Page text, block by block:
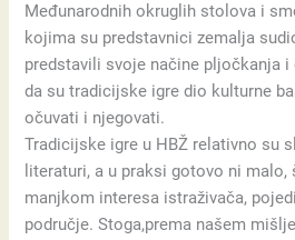
Međunarodnih okruglih stolova i
kojima su predstavnici zemalja
predstavili svoje načine pljočkanja i
da su tradicijske igre dio kulturne
očuvati i njegovati.
Tradicijske igre u HBŽ relativno su
literaturi, a u praksi gotovo ni
manjkom interesa istraživača,
područje. Stoga,prema našem